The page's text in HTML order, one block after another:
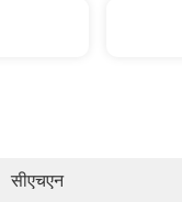
सीएचएन